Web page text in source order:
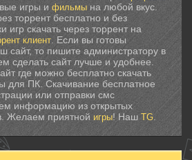
игры и фильмы на любой вкус.
торрент бесплатно и без
игр скачать через торрент на
клиент . Если вы готовы
сайт, то пишите администратору в
сделать сайт лучше и удобнее.
где можно бесплатно скачать
для ПК. Скачивание бесплатное
или отправки смс
информацию из открытых
Желаем приятной игры! НашTG